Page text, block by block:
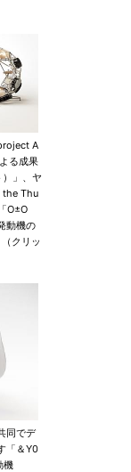
A
る成果
」、ヤ
the Thu
O±O
動機の
クリッ
同でデ
「＆Y0
機